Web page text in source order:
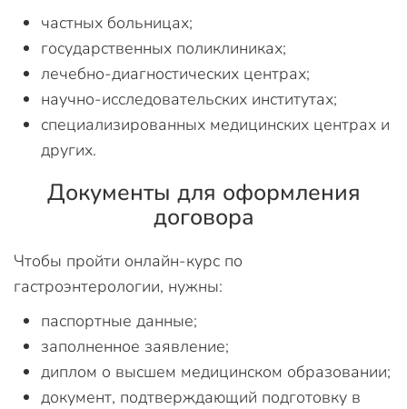
частных больницах;
государственных поликлиниках;
лечебно-диагностических центрах;
научно-исследовательских институтах;
специализированных медицинских центрах и
других.
Документы для оформления
договора
Чтобы пройти онлайн-курс по
гастроэнтерологии, нужны:
паспортные данные;
заполненное заявление;
диплом о высшем медицинском образовании;
документ, подтверждающий подготовку в